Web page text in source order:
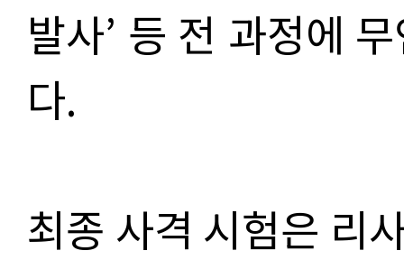
발사’ 등 전 과정에
다.
최종 사격 시험은 리